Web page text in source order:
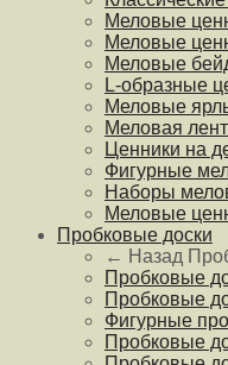
Меловые
Меловые
Меловые
L-образные
Меловые
Меловая
Ценники на
Фигурные
Наборы
Меловые
Пробковые доски
← Назад
Пробковые
Пробковые
Фигурные
Пробковые